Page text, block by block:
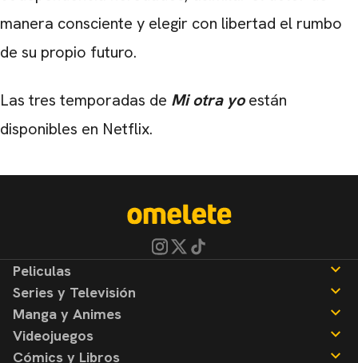
manera consciente y elegir con libertad el rumbo
de su propio futuro.
Las tres temporadas de Mi otra yoestán
disponibles en Netflix.
Peliculas
Noticias
Reseñas
Series y Televisión
Noticias
Reseñas
Manga y Animes
Noticias
Videojuegos
Cómics y Libros